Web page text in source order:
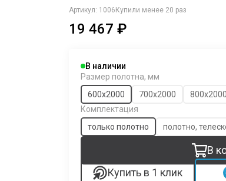
Артикул: 1006 Купили менее 20 раз
19 467 ₽
В наличии
Размер полотна, мм
600х2000
700х2000 800х2000
Комплектация
только полотно
полотно,
В
Купить в 1 клик